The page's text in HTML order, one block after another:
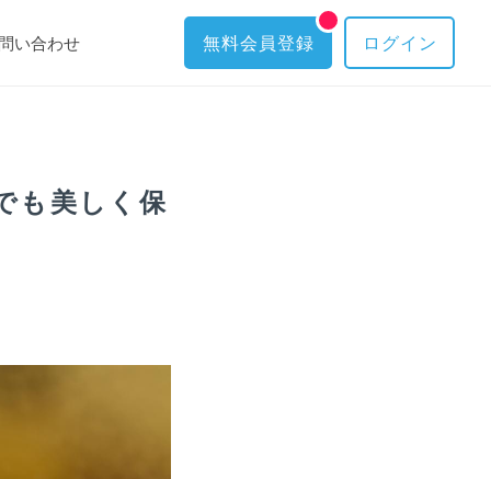
い合わせ 無料会員登録 ログイン
も美しく保